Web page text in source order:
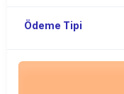
Ödeme Tipi